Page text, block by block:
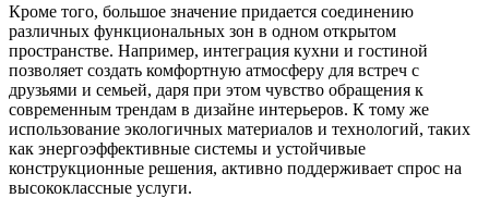
Кроме того, большое значение придается соединению
различных функциональных зон в одном открытом
пространстве. Например, интеграция кухни и гостиной
позволяет создать комфортную атмосферу для встреч с
друзьями и семьей, даря при этом чувство обращения к
современным трендам в дизайне интерьеров. К тому же
использование экологичных материалов и технологий, таких
как энергоэффективные системы и устойчивые
конструкционные решения, активно поддерживает спрос на
высококлассные услуги.